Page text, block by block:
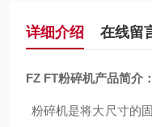
详细介绍 在线留
FZ FT粉碎机产品简介：
粉碎机是将大尺寸的